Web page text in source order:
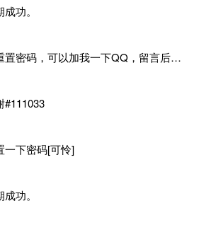
功。
可以的，已经重置密码，可以加我一下QQ，留言后我就发密码给你。
#111033
一下密码[可怜]
功。